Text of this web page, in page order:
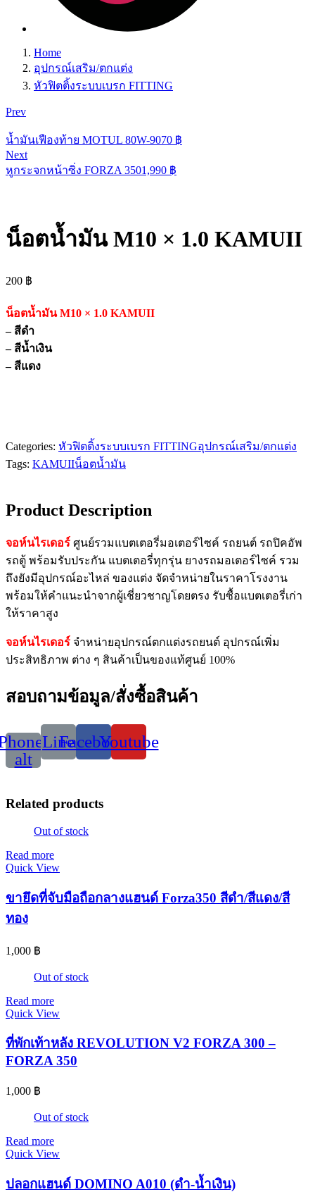
Home
อุปกรณ์เสริม/ตกแต่ง
หัวฟิตติ้งระบบเบรก FITTING
Prev
น้ำมันเฟืองท้าย MOTUL 80W-9070 ฿
Next
หูกระจกหน้าซิ่ง FORZA 3501,990 ฿
น็อตน้ำมัน M10 × 1.0 KAMUII
200 ฿
น็อตน้ำมัน M10 × 1.0 KAMUII
– สีดำ
– สีน้ำเงิน
– สีแดง
Categories: หัวฟิตติ้งระบบเบรก FITTINGอุปกรณ์เสริม/ตกแต่ง
Tags: KAMUIIน็อตน้ำมัน
Product Description
จอห์นไรเดอร์ ศูนย์รวมแบตเตอรี่มอเตอร์ไซค์ รถยนต์ รถปิคอัพ
รถตู้ พร้อมรับประกัน แบตเตอรี่ทุกรุ่น ยางรถมอเตอร์ไซค์ รวม
ถึงยังมีอุปกรณ์อะไหล่ ของแต่ง จัดจำหน่ายในราคาโรงงาน
พร้อมให้คำแนะนำจากผู้เชี่ยวชาญโดยตรง รับซื้อแบตเตอรี่เก่า
ให้ราคาสูง
จอห์นไรเดอร์ จำหน่ายอุปกรณ์ตกแต่งรถยนต์ อุปกรณ์เพิ่ม
ประสิทธิภาพ ต่าง ๆ สินค้าเป็นของแท้ศูนย์ 100%
สอบถามข้อมูล/สั่งซื้อสินค้า
alt
LineFacebookYoutube
Related products
Out of stock
Read more
Quick View
ขายึดที่จับมือถือกลางแฮนด์ Forza350 สีดำ/สีแดง/สี
ทอง
1,000 ฿
Out of stock
Read more
Quick View
ที่พักเท้าหลัง REVOLUTION V2 FORZA 300 –
FORZA 350
1,000 ฿
Out of stock
Read more
Quick View
ปลอกแฮนด์ DOMINO A010 (ดำ-น้ำเงิน)